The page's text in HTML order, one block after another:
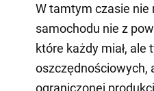
W tamtym czasie nie
samochodu nie z
które każdy miał,
oszczędnościowych,
ograniczonej